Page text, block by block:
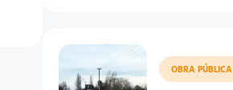
OBRA PÚBLICA